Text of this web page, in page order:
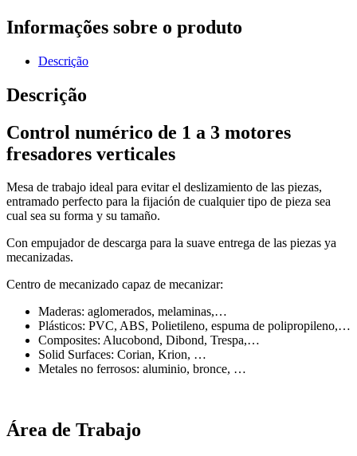
Informações sobre o produto
Descrição
Descrição
Control numérico de 1 a 3 motores
fresadores verticales
Mesa de trabajo ideal para evitar el deslizamiento de las piezas,
entramado perfecto para la fijación de cualquier tipo de pieza sea
cual sea su forma y su tamaño.
Con empujador de descarga para la suave entrega de las piezas ya
mecanizadas.
Centro de mecanizado capaz de mecanizar:
Maderas: aglomerados, melaminas,…
Plásticos: PVC, ABS, Polietileno, espuma de polipropileno,…
Composites: Alucobond, Dibond, Trespa,…
Solid Surfaces: Corian, Krion, …
Metales no ferrosos: aluminio, bronce, …
Área de Trabajo